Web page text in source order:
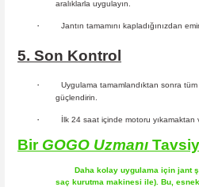
aralıklarla uygulayın.
· Jantın tamamını kapladığınızdan
5. Son Kontrol
·
Uygulama tamamlandıktan sonra
güçlendirin.
· İlk 24 saat içinde motoru yıkamaktan
Bir GOGO Uzmanı
Daha kolay uygulama için jant
saç kurutma makinesi ile). Bu,